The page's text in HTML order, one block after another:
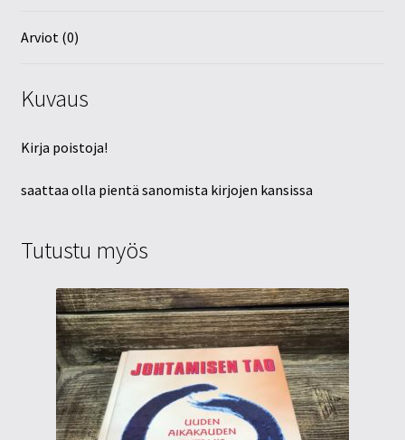
Arviot (0)
Kuvaus
Kirja poistoja!
saattaa olla pientä sanomista kirjojen kansissa
Tutustu myös